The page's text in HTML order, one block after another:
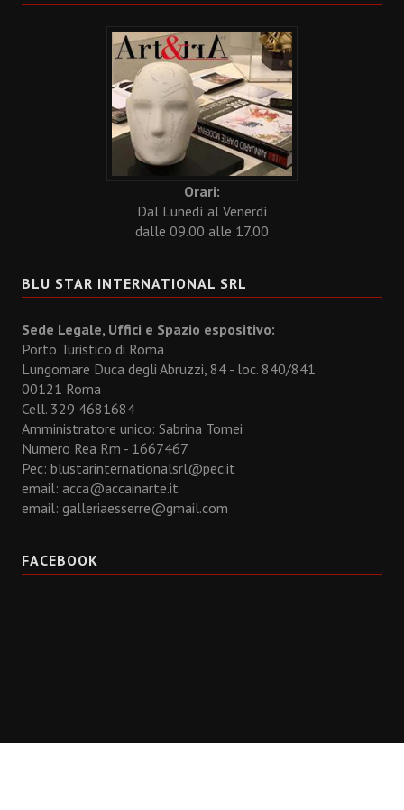
Orari:
Dal Lunedì al Venerdì
dalle 09.00 alle 17.00
BLU STAR INTERNATIONAL SRL
Sede Legale, Uffici e Spazio espositivo:
Porto Turistico di Roma
Lungomare Duca degli Abruzzi, 84 - loc. 840/841
00121 Roma
Cell. 329 4681684
Amministratore unico: Sabrina Tomei
Numero Rea Rm - 1667467
Pec: blustarinternationalsrl@pec.it
email: acca@accainarte.it
email: galleriaesserre@gmail.com
FACEBOOK